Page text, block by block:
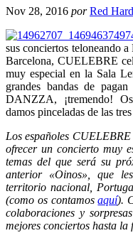
Nov 28, 2016 por Red
sus conciertos teloneando
Barcelona, CUELEBRE
muy especial en la Sala
grandes bandas de
DANZZA, ¡tremendo!
damos pinceladas de las
Los españoles
ofrecer un concierto muy
temas del que será su
anterior «Oinos», que
territorio nacional,
(como os contamosaquí).
colaboraciones y
mejores conciertos hasta